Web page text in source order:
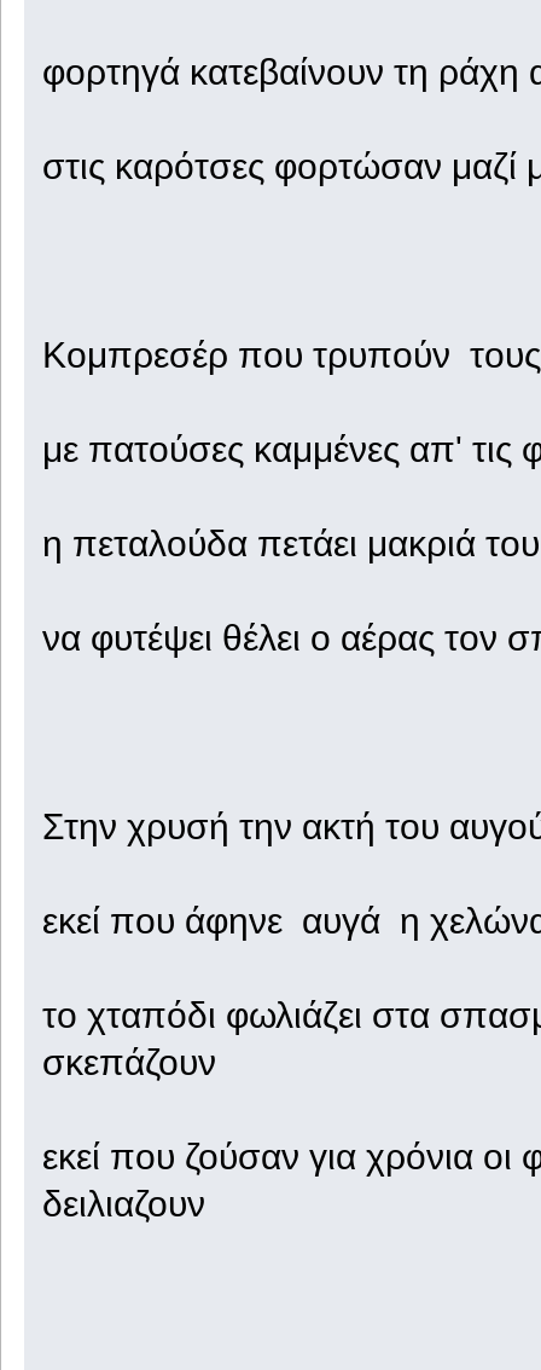
φορτηγά κατεβαίνουν τη ράχη
στις καρότσες φορτώσαν
Κομπρεσέρ που τρυπούν τους
με πατούσες καμμένες απ' τις
η πεταλούδα πετάει μακριά
να φυτέψει θέλει ο αέρας τον
Στην χρυσή την ακτή του
εκεί που άφηνε αυγά η
το χταπόδι φωλιάζει στα
σκεπάζουν
εκεί που ζούσαν για χρόνια
δειλιαζουν